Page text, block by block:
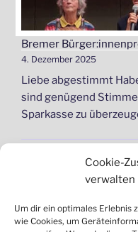
Cookie-
verwalten
Um dir ein optimales Erlebnis
wie Cookies, um
Bremer
4. Dezember 2025
Liebe abgestimmt
sind genügend
Sparkasse zu